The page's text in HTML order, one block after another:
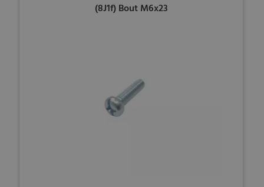
(8J1f) Bout M6x23